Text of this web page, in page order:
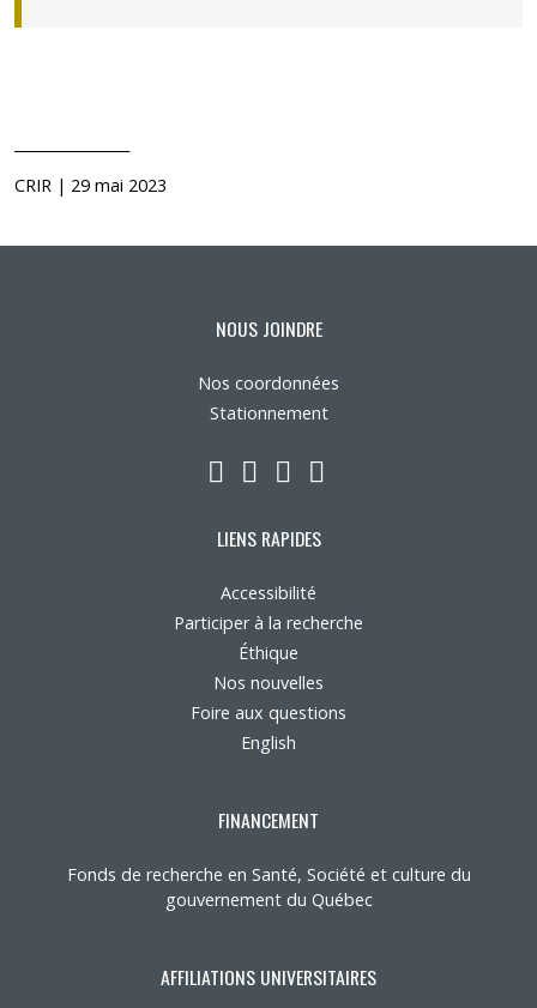
CRIR | 29 mai 2023
NOUS JOINDRE
Nos coordonnées
Stationnement
LinkedIn
YouTube
Twitter
LIENS RAPIDES
Accessibilité
Participer à la recherche
Éthique
Nos nouvelles
Foire aux questions
English
FINANCEMENT
Fonds de recherche en Santé, Société et culture du
gouvernement du Québec
AFFILIATIONS UNIVERSITAIRES